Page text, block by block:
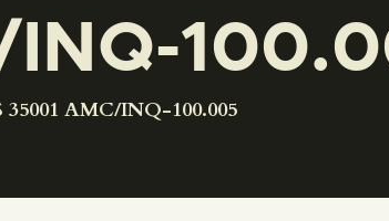
INQ-
35001 AMC/INQ-100.005